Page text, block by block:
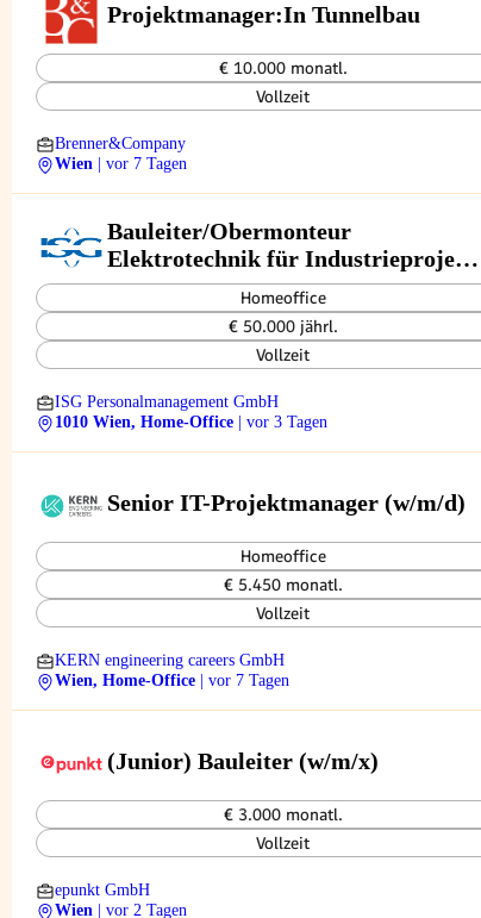
Projektmanager:In Tunnelbau
€ 10.000 monatl.
Vollzeit
Brenner&Company
Wien
| vor 7 Tagen
Bauleiter/Obermonteur
Elektrotechnik für Industrieprojekte
m/w/d
Homeoffice
€ 50.000 jährl.
Vollzeit
ISG Personalmanagement GmbH
1010 Wien, Home-Office
| vor 3 Tagen
Senior IT-Projektmanager (w/m/d)
Homeoffice
€ 5.450 monatl.
Vollzeit
KERN engineering careers GmbH
Wien, Home-Office
| vor 7 Tagen
(Junior) Bauleiter (w/m/x)
€ 3.000 monatl.
Vollzeit
epunkt GmbH
Wien
| vor 2 Tagen